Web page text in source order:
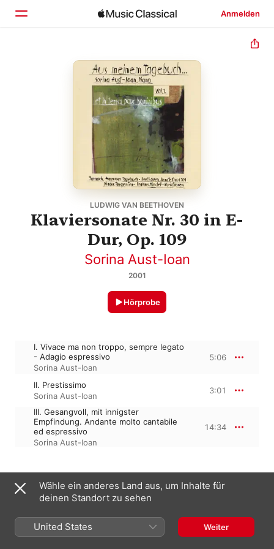
Anmelden
Startseite
LUDWIG VAN BEETHOVEN
Klaviersonate Nr. 30 in E-
Dur, Op. 109
Sorina Aust-Ioan
2001
Hörprobe
I. Vivace ma non troppo, sempre legato
- Adagio espressivo
Sorina Aust-Ioan
5:06
II. Prestissimo
Sorina Aust-Ioan
3:01
III. Gesangvoll, mit innigster
Empfindung. Andante molto cantabile
ed espressivo
Sorina Aust-Ioan
14:34
3 Titel, 22 Minuten
℗ 2001 Sorina Aust-Ioan
Wähle ein anderes Land aus, um Inhalte für
deinen Standort zu sehen
United States Weiter